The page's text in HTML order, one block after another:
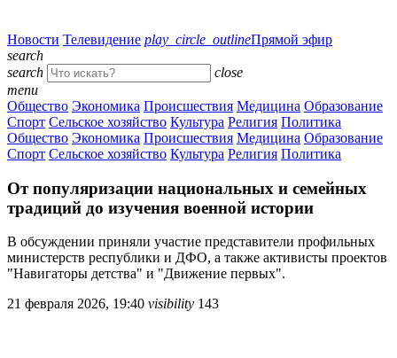
Новости Телевидение play_circle_outlineПрямой эфир
search
search
close
menu
Общество Экономика Происшествия Медицина Образование
Спорт Сельское хозяйство Культура Религия Политика
Общество Экономика Происшествия Медицина Образование
Спорт Сельское хозяйство Культура Религия Политика
От популяризации национальных и семейных
традиций до изучения военной истории
В обсуждении приняли участие представители профильных
министерств республики и ДФО, а также активисты проектов
"Навигаторы детства" и "Движение первых".
21 февраля 2026, 19:40 visibility 143